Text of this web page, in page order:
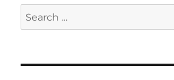
KAB.
Kecamatan
Sumenep
Search
for: